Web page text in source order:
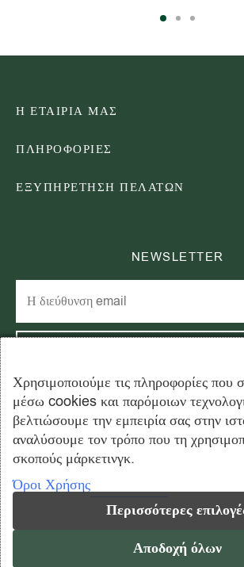
NEWSLETTER
Εγγραφείτε στο newsletter μας και
πρώτη σας παραγγελία!
ΠΛΗΡΟΦΟΡΙΕΣ
ΕΞΥΠΗΡΕΤΗΣΗ ΠΕΛΑΤΩΝ
Η ΕΤΑΙΡΙΑ ΜΑΣ
Vrisko.gr
Χρησιμοποιούμε τις πληροφορίες που
μέσω cookies και παρόμοιων
βελτιώσουμε την εμπειρία σας στην
αναλύσουμε τον τρόπο που τη
σκοπούς μάρκετινγκ.
Όροι Χρήσης
Περισσότερες
Αποδοχή όλων